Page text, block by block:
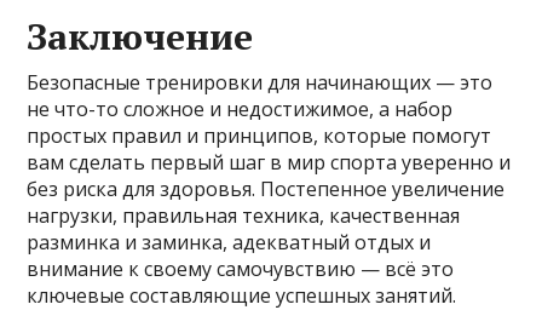
Заключение
Безопасные тренировки для начинающих — это
не что-то сложное и недостижимое, а набор
простых правил и принципов, которые помогут
вам сделать первый шаг в мир спорта уверенно и
без риска для здоровья. Постепенное увеличение
нагрузки, правильная техника, качественная
разминка и заминка, адекватный отдых и
внимание к своему самочувствию — всё это
ключевые составляющие успешных занятий.